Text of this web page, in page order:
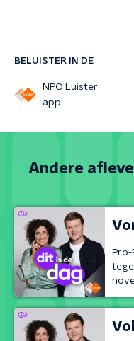
BELUISTER IN DE
NPO Luister
app
Andere
Pro-